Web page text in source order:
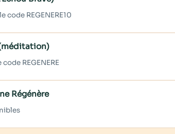
code REGENERE10
REGENERE
Régénère